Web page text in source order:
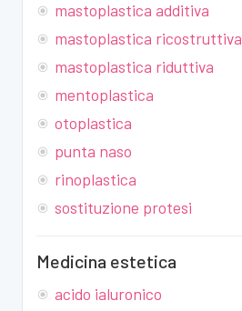
mastoplastica additiva
mastoplastica ricostruttiva
mastoplastica riduttiva
mentoplastica
otoplastica
punta naso
rinoplastica
sostituzione protesi
Medicina estetica
acido ialuronico